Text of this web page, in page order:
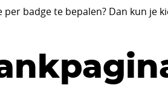
badge te bepalen? Dan kun je